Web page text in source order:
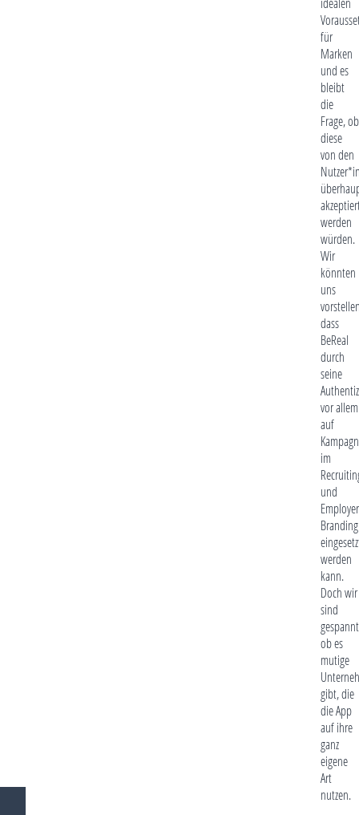
für
Marken
und es
bleibt
die
Frage, ob
diese
von den
werden
würden.
Wir
könnten
uns
dass
BeReal
durch
seine
vor allem
auf
im
und
Employer
Branding
werden
kann.
Doch wir
sind
ob es
mutige
gibt, die
die App
auf ihre
ganz
eigene
Art
nutzen.